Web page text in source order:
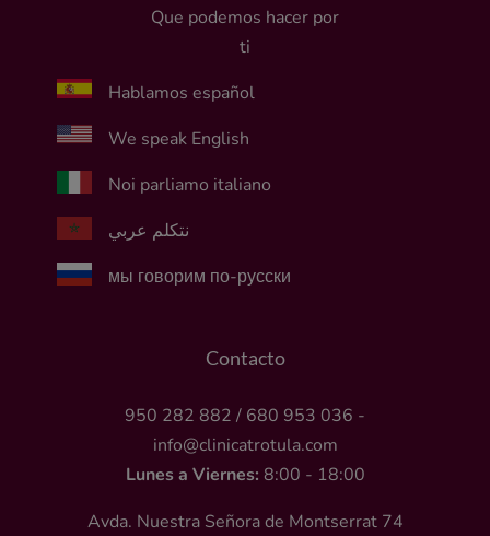
Que podemos hacer por
ti
Hablamos español
We speak English
Noi parliamo italiano
نتكلم عربي
мы говорим по-русски
Contacto
950 282 882 / 680 953 036 -
info@clinicatrotula.com
Lunes a Viernes: 8:00 - 18:00
Avda. Nuestra Señora de Montserrat 74